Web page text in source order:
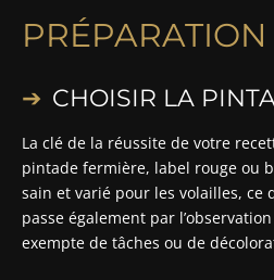
CHOISIR LA
La clé de la réussite de votre
pintade fermière, label rouge ou
sain et varié pour les volailles,
passe également par
exempte de tâches ou de